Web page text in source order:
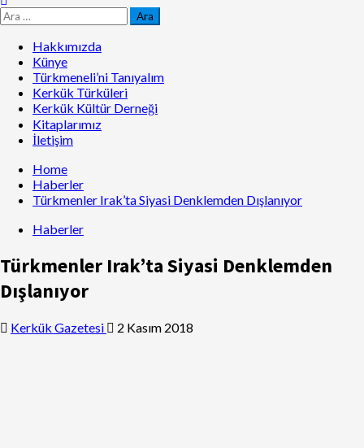
Hakkımızda
Künye
Türkmeneli’ni Tanıyalım
Kerkük Türküleri
Kerkük Kültür Derneği
Kitaplarımız
İletişim
Home
Haberler
Türkmenler Irak’ta Siyasi Denklemden Dışlanıyor
Haberler
Türkmenler Irak’ta Siyasi Denklemden
Dışlanıyor
Kerkük Gazetesi 2 Kasım 2018